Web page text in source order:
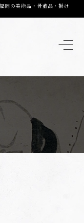
岡の美術品・骨董品・掛け